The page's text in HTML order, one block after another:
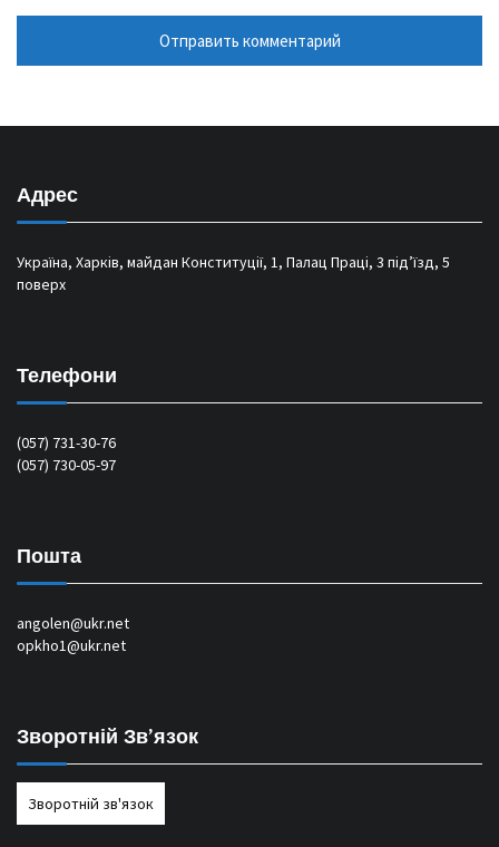
Адрес
Україна, Харків, майдан Конституції, 1, Палац Праці, 3 під’їзд, 5
поверх
Телефони
(057) 731-30-76
(057) 730-05-97
Пошта
angolen@ukr.net
opkho1@ukr.net
Зворотній Зв’язок
Зворотній зв'язок